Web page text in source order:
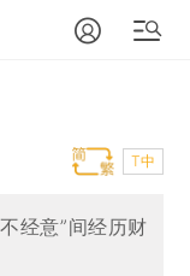
T中
经意”间经历财